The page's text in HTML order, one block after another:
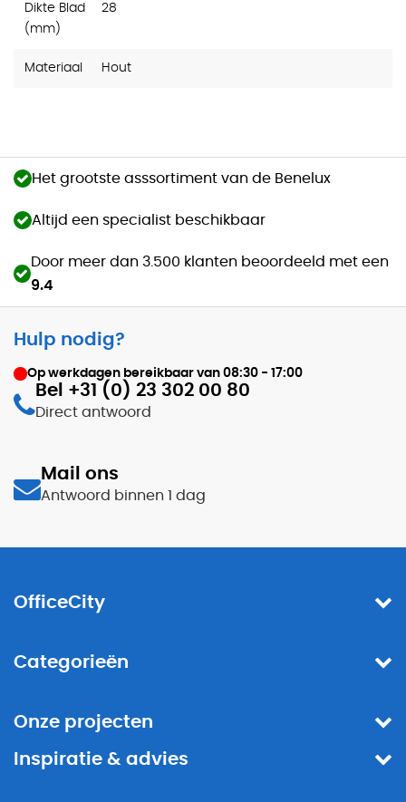
Dikte Blad
(mm)
28
Materiaal Hout
Het grootste asssortiment van de Benelux
Altijd een specialist beschikbaar
Door meer dan 3.500 klanten beoordeeld met een
9.4
Hulp nodig?
Op werkdagen bereikbaar van 08:30 - 17:00
Bel +31 (0) 23 302 00 80
Direct antwoord
Mail ons
Antwoord binnen 1 dag
OfficeCity
Categorieën
Onze projecten
Inspiratie & advies